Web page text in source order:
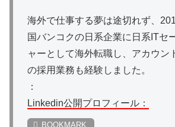
海外で仕事する夢は途切れず、
国バンコクの日系企業に日系ITセ
ャーとして海外転職し、アカウン
の採用業務も経験しました。
：
Linkedin公開プロフィール：